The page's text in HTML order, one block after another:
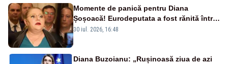
Momente de panică pentru Diana
Șoșoacă! Eurodeputata a fost rănită într-
un accident rutier
30 iul. 2026, 16:48
Diana Buzoianu: „Rușinoasă ziua de azi